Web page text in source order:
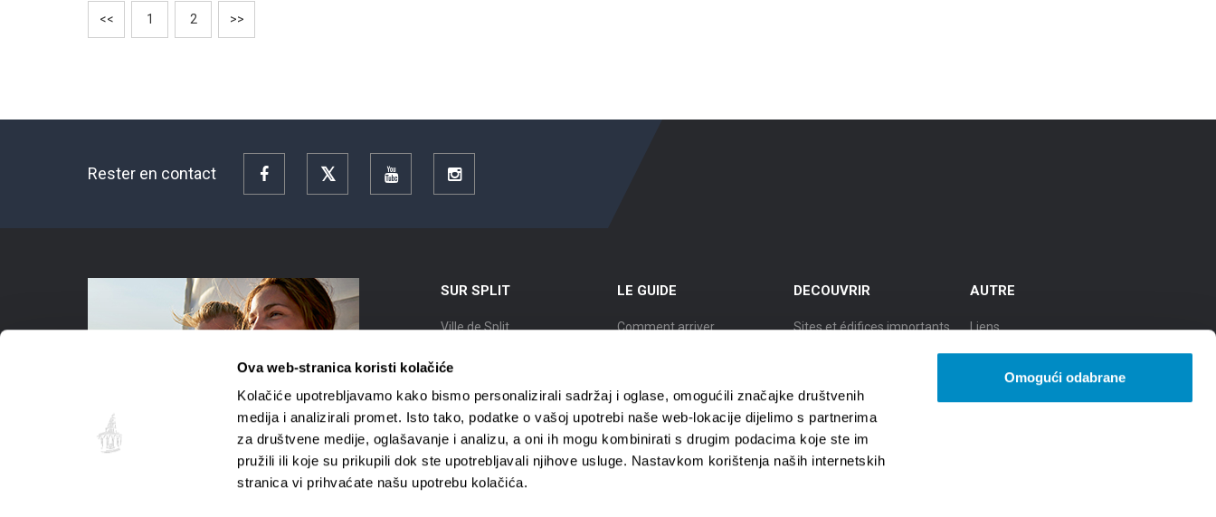
Ova web-stranica koristi kolačiće
Kolačiće upotrebljavamo kako bismo personalizirali sadržaj i oglase, omogućili značajke društvenih
medija i analizirali promet. Isto tako, podatke o vašoj upotrebi naše web-lokacije dijelimo s partnerima
za društvene medije, oglašavanje i analizu, a oni ih mogu kombinirati s drugim podacima koje ste im
pružili ili koje su prikupili dok ste upotrebljavali njihove usluge. Nastavkom korištenja naših internetskih
stranica vi prihvaćate našu upotrebu kolačića.
Omogući odabrane
<< 1 2 >>
Rester en contact Facebook YouTube Instagram
SUR SPLIT
Ville de Split
Position
L’Histoire de Split
Des Splitois renommés
Carte de Split
LE GUIDE
Comment arriver
Circulation en ville
Agences de voyages
Guides touristiques
DECOUVRIR
Sites et édifices importants
Ville de culture
Ville de la gastronomie
Ville de la beauté naturelle
AUTRE
Liens